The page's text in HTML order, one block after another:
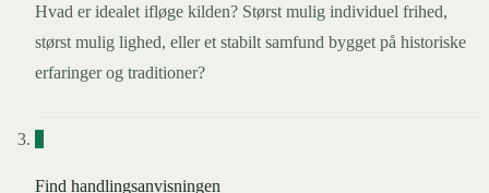
Hvad er idealet ifløge kilden? Størst mulig individuel frihed,
størst mulig lighed, eller et stabilt samfund bygget på historiske
erfaringer og traditioner?
3
Find handlingsanvisningen